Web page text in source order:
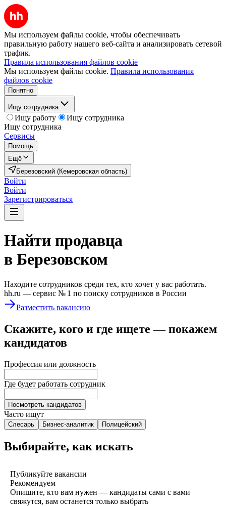
Мы используем файлы cookie, чтобы обеспечивать
правильную работу нашего веб-сайта и анализировать сетевой
трафик.
Правила использования файлов cookie
Мы используем файлы cookie. Правила использования
файлов cookie
Понятно
Ищу сотрудника
Ищу работу
Ищу сотрудника
Ищу сотрудника
Сервисы
Помощь
Ещё
Березовский (Кемеровская область)
Войти
Войти
Зарегистрироваться
Найти продавца
в Березовском
Находите сотрудников среди тех, кто хочет у вас работать.
hh.ru — сервис № 1 по поиску сотрудников в России
Разместить вакансию
Скажите, кого и где ищете — покажем
кандидатов
Профессия или должность
Где будет работать сотрудник
Посмотреть кандидатов
Часто ищут
Слесарь Бизнес-аналитик Полицейский
Выбирайте, как искать
Публикуйте вакансии
Рекомендуем
Опишите, кто вам нужен — кандидаты сами с вами
свяжутся, вам останется только выбрать